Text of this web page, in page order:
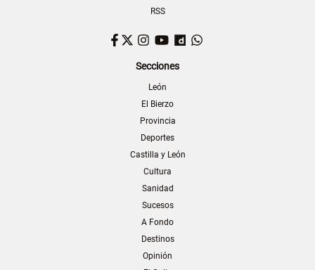
RSS
Facebook
TwitterInstagram
YouTubeDailymotion
Secciones
León
El Bierzo
Provincia
Deportes
Castilla y León
Cultura
Sanidad
Sucesos
A Fondo
Destinos
Opinión